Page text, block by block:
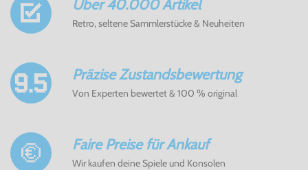
Über 40.000 Artikel
Retro, seltene Sammlerstücke & Neuheiten
Präzise Zustandsbewertung
Von Experten bewertet & 100 % original
Faire Preise für Ankauf
Wir kaufen deine Spiele und Konsolen